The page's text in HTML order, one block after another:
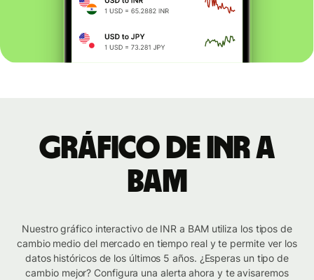
Gráfico de INR a
BAM
Nuestro gráfico interactivo de INR a BAM utiliza los tipos de
cambio medio del mercado en tiempo real y te permite ver los
datos históricos de los últimos 5 años. ¿Esperas un tipo de
cambio mejor? Configura una alerta ahora y te avisaremos